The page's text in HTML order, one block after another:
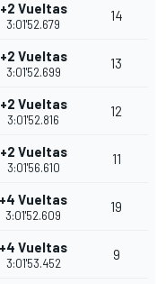
+2 Vueltas
3:01'52.679
14
+2 Vueltas
3:01'52.699
13
+2 Vueltas
3:01'52.816
12
+2 Vueltas
3:01'56.610
11
+4 Vueltas
3:01'52.609
19
+4 Vueltas
3:01'53.452
9